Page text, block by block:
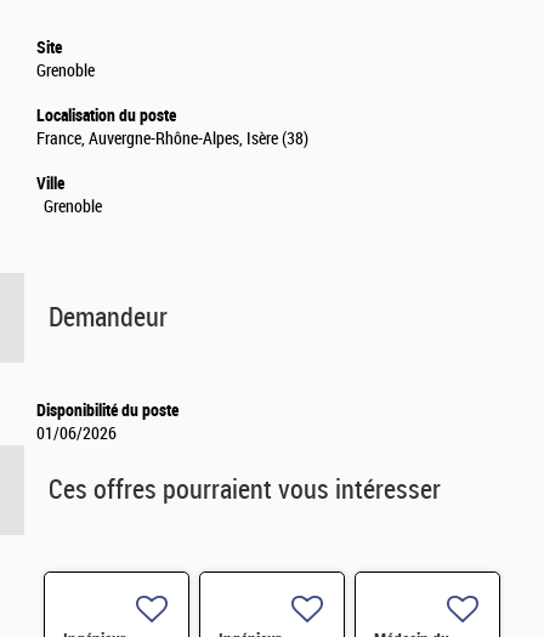
Site
Grenoble
Localisation du poste
France, Auvergne-Rhône-Alpes, Isère (38)
Ville
Grenoble
Demandeur
Disponibilité du poste
01/06/2026
Ces offres pourraient vous intéresser